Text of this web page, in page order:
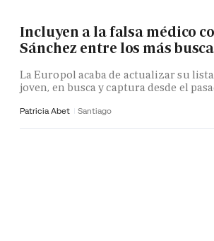
Incluyen a la falsa médico
Sánchez entre los más
La Europol acaba de actualizar su
joven, en busca y captura desde el
Patricia Abet Santiago